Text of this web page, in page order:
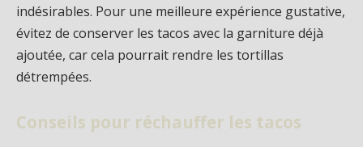
indésirables. Pour une meilleure expérience gustative,
évitez de conserver les tacos avec la garniture déjà
ajoutée, car cela pourrait rendre les tortillas
détrempées.
Conseils pour réchauffer les tacos